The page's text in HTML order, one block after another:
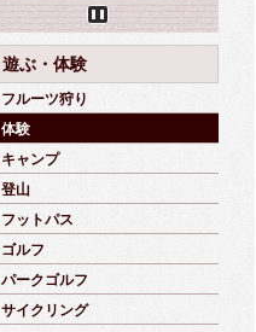
Pause
遊ぶ・体験
フルーツ狩り
体験
キャンプ
登山
フットパス
ゴルフ
パークゴルフ
サイクリング